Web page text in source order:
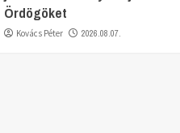
Ördögöket
Kovács Péter 2026.08.07.